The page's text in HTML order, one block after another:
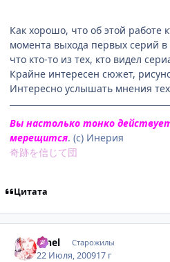
Как хорошо, что об этой работе
момента выхода первых серий
что кто-то из тех, кто видел
Крайне интересен сюжет,
Интересно услышать мнения
Вы настолько тонко
мерещится. (с) Инерия
奇跡を信じて団
Цитата
Iahel Старожилы
22 Июля, 200917 г